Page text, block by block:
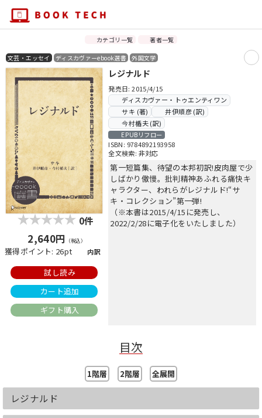
カテゴリ一覧 著者一覧
文芸・エッセイ ディスカヴァーebook選書 外国文学
0件
2,640円 （税込）
獲得ポイント: 26pt 内訳
試し読み
カート追加
ギフト購入
レジナルド
発売日: 2015/4/15
ディスカヴァー・トゥエンティワン
サキ (著)
井伊順彦 (訳)
今村楯夫 (訳)
EPUBリフロー
ISBN: 9784892193958
全文検索: 非対応
第一短篇集、待望の本邦初訳!皮肉屋で少
しばかり傲慢。批判精神あふれる痛快キ
ャラクター、われらがレジナルド!“サ
キ・コレクション”第一弾!
（※本書は2015/4/15に発売し、
2022/2/28に電子化をいたしました）
目次
1階層 2階層 全展開
レジナルド